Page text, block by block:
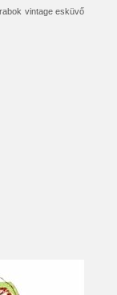
vintage esküvő